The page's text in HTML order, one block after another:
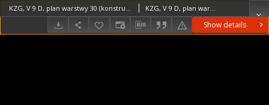
Show details
KZG, V 9 D, plan warstwy 30 (konstrukcje drewniane) KZG, V 9 D, plan warstwy 30 (konstrukcje drewniane) średniowiecze wczesne